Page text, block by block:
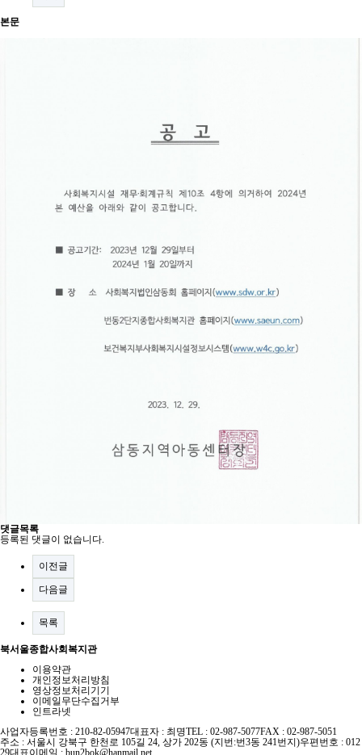
본문
댓글목록
등록된 댓글이 없습니다.
이전글
다음글
목록
북서울종합사회복지관
이용약관
개인정보처리방침
영상정보처리기기
이메일무단수집거부
인트라넷
사업자등록번호 : 210-82-05947대표자 : 최명TEL : 02-987-5077FAX : 02-987-5051
주소 : 서울시 강북구 한천로 105길 24, 상가 202동 (지번:번3동 241번지)우편번호 : 012